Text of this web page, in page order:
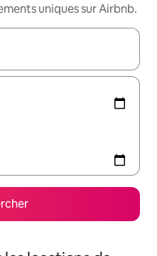
uniques sur Airbnb.
parcourez-les en utilisant